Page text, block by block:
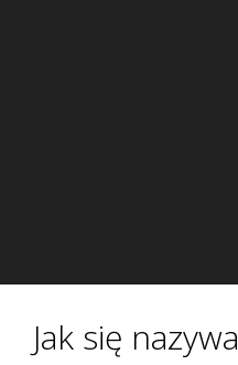
Jak się nazywa